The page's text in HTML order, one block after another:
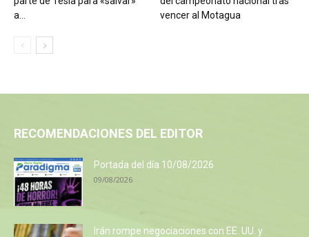
a...
vencer al Motagua
RECOMENDACIONES DEL EDITOR
Portada del día 10/08/2026
09/08/2026
Irán rompe negociaciones con EE. UU. y